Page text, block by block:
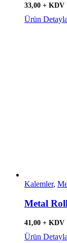
33,00 + KDV
Ürün
Kalemler,
Metal
41,00 + KDV
Ürün